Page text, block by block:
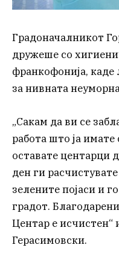
Градоначалникот
дружеше со
франкофонија,
за нивната
„Сакам да ви се
работа што ја
оставате центарци
ден ги
зелените појаси и
градот.
Центар е исчистен“
Герасимовски.